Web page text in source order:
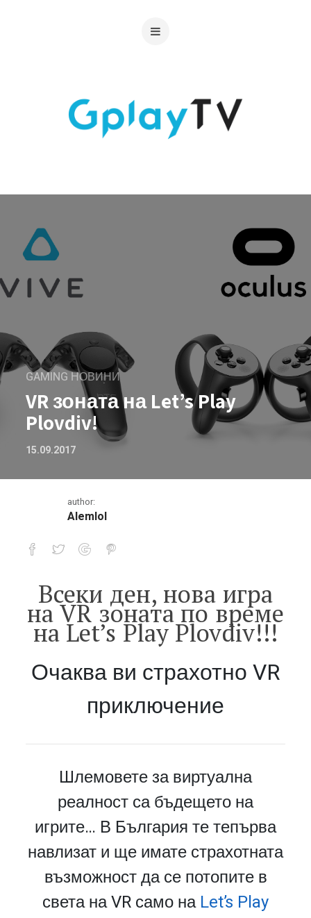
GAMING НОВИНИ
VR зоната на Let’s Play
Plovdiv!
15.09.2017
author:
Alemlol
VR зоната на Let’s Play Plovdiv!
Всеки ден, нова игра
на VR зоната по време
на Let’s Play Plovdiv!!!
Очаква ви страхотно VR
приключение
Шлемовете за виртуална
реалност са бъдещето на
игрите… В България те тепърва
навлизат и ще имате страхотната
възможност да се потопите в
света на VR само на Let’s Play